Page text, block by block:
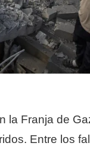
la Franja de
Entre los